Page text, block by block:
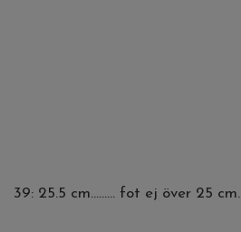
39: 25.5 cm......... fot ej över 25 cm.